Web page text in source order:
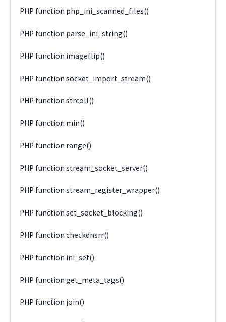
PHP function php_ini_scanned_files()
PHP function parse_ini_string()
PHP function imageflip()
PHP function socket_import_stream()
PHP function strcoll()
PHP function min()
PHP function range()
PHP function stream_socket_server()
PHP function stream_register_wrapper()
PHP function set_socket_blocking()
PHP function checkdnsrr()
PHP function ini_set()
PHP function get_meta_tags()
PHP function join()